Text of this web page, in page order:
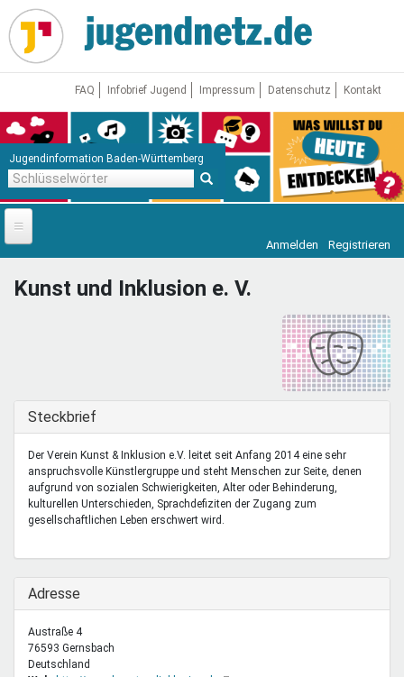
Direkt
zum
Inhalt
FAQ Infobrief Jugend Impressum Datenschutz Kontakt
Jugendinformation Baden-Württemberg
Startseite
News
Mentoren & Projekte
Schule & Beruf
Anmelden Registrieren
Kunst und Inklusion e. V.
Ausblenden
Steckbrief
Der Verein Kunst & Inklusion e.V. leitet seit Anfang 2014 eine sehr
anspruchsvolle Künstlergruppe und steht Menschen zur Seite, denen
aufgrund von sozialen Schwierigkeiten, Alter oder Behinderung,
kulturellen Unterschieden, Sprachdefiziten der Zugang zum
gesellschaftlichen Leben erschwert wird.
Ausblenden
Adresse
Austraße 4
76593 Gernsbach
Deutschland